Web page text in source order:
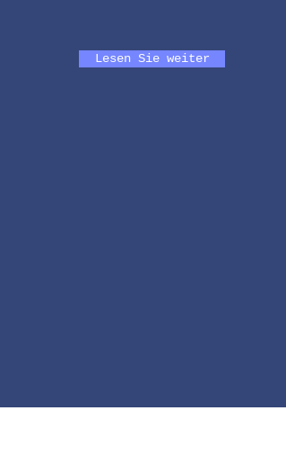
Lesen Sie weiter